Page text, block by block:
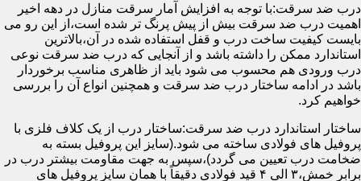
درب ضد سرقت:با توجه به افزایش آمار سرقت منازل در دهه اخیر
اهمیت درب ضد سرقت بیش از پیش پرنگ تر شده است،از این رو می
بایست کیفیت ساخت درب و قفل استفاده شده در آن،بالاترین
استاندارد ممکن را داشته باشد و از آنجایی که درب ضد سرقت نوعی
درب ورودی هم محسوب می شود باید از ظاهری مناسب برخوردار
باشد در ادامه ساختار درب ضد سرقت و همچنین انواع آن را بررسی
خواهیم کرد.
ساختار استاندارد درب ضد سرقت:ساختار درب از یک کلاف فلزی با
پروفیل های فولادی ساخته می شود.(سایز این پروفیل بسته به
ضخامت درب تعیین می گردد)،سپس به جهت مقاومت بیشتر درب در
برابر خمش،۳ الی ۴ قید فولادی دقیقاً با همان سایز پروفیل های